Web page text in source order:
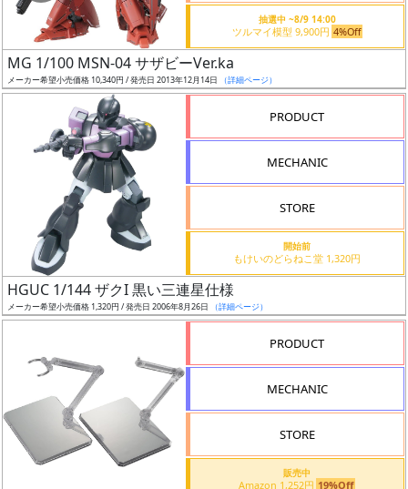
ボ
ク
ス
ア
ー
タ
ー
属
品
（β）
抽選中 ~8/9 14:00
ツルマイ模型 9,900円 4%Off
MG 1/100 MSN-04 サザビーVer.ka
メーカー希望小売価格 10,340円 / 発売日 2013年12月14日 （詳細ページ）
PRODUCT
MECHANIC
STORE
開始前
もけいのどらねこ堂 1,320円
HGUC 1/144 ザクI 黒い三連星仕様
メーカー希望小売価格 1,320円 / 発売日 2006年8月26日 （詳細ページ）
PRODUCT
MECHANIC
STORE
販売中
Amazon 1,252円 19%Off